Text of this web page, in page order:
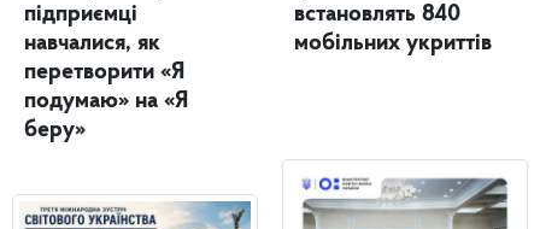
підприємці
навчалися, як
перетворити «Я
подумаю» на «Я
беру»
встановлять 840
мобільних укриттів